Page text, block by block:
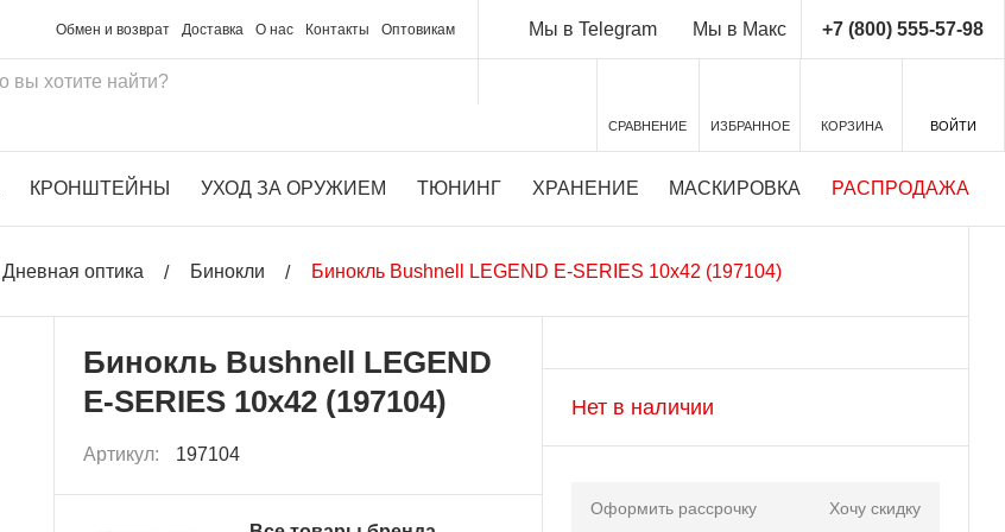
Обмен и возврат Доставка О нас Контакты Оптовикам Мы в Telegram Мы в Макс +7 (800) 555-57-98
СРАВНЕНИЕ ИЗБРАННОЕ КОРЗИНА ВОЙТИ
КРОНШТЕЙНЫ УХОД ЗА ОРУЖИЕМ ТЮНИНГ ХРАНЕНИЕ МАСКИРОВКА РАСПРОДАЖА
Дневная оптика Бинокли Бинокль Bushnell LEGEND E-SERIES 10x42 (197104)
Бинокль Bushnell LEGEND
E-SERIES 10x42 (197104)
Артикул: 197104
Нет в наличии
Оформить рассрочку Хочу скидку